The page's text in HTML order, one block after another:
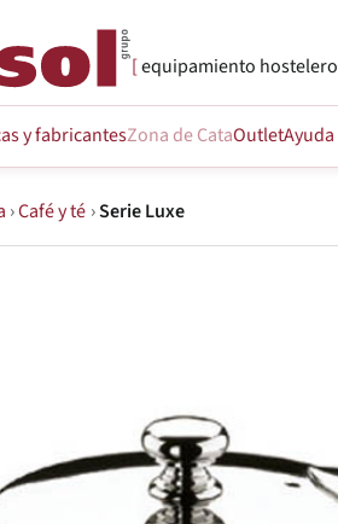
equipamiento hostelero
y fabricantesZona de CataOutletAyuda
›Café y té ›Serie Luxe